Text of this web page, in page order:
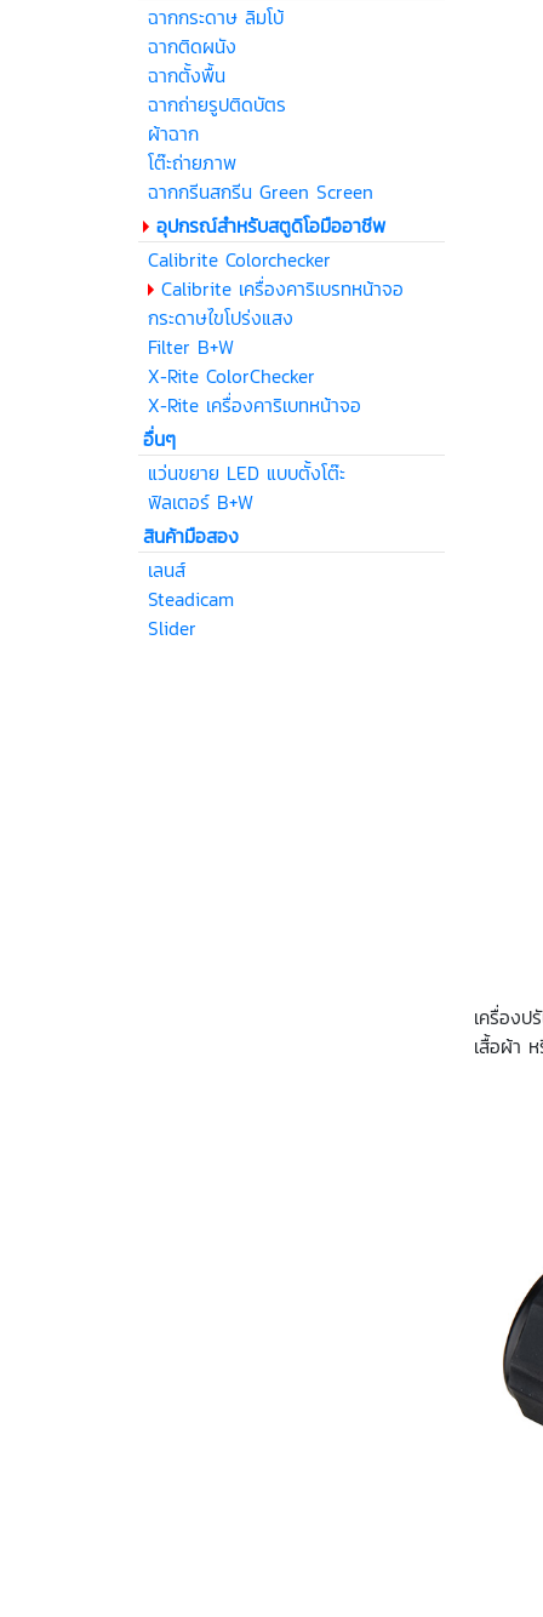
ฉากกระดาษ ลิมโบ้
ฉากติดผนัง
ฉากตั้งพื้น
ฉากถ่ายรูปติดบัตร
ผ้าฉาก
โต๊ะถ่ายภาพ
ฉากกรีนสกรีน Green Screen
อุปกรณ์สำหรับสตูดิโอมืออาชีพ
Calibrite Colorchecker
Calibrite เครื่องคาริเบรทหน้าจอ
กระดาษไขโปร่งแสง
Filter B+W
X-Rite ColorChecker
X-Rite เครื่องคาริเบทหน้าจอ
อื่นๆ
แว่นขยาย LED แบบตั้งโต๊ะ
ฟิลเตอร์ B+W
สินค้ามือสอง
เลนส์
Steadicam
Slider
เครื่อง
เสื้อผ้า